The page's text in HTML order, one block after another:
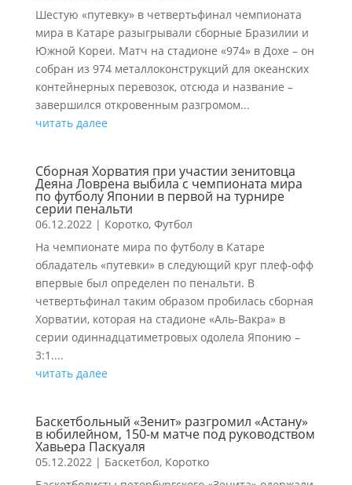
Шестую «путевку» в четвертьфинал чемпионата
мира в Катаре разыгрывали сборные Бразилии и
Южной Кореи. Матч на стадионе «974» в Дохе – он
собран из 974 металлоконструкций для океанских
контейнерных перевозок, отсюда и название –
завершился откровенным разгромом...
читать далее
Сборная Хорватия при участии зенитовца
Деяна Ловрена выбила с чемпионата мира
по футболу Японии в первой на турнире
серии пенальти
06.12.2022| Коротко, Футбол
На чемпионате мира по футболу в Катаре
обладатель «путевки» в следующий круг плеф-офф
впервые был определен по пенальти. В
четвертьфинал таким образом пробилась сборная
Хорватии, которая на стадионе «Аль-Вакра» в
серии одиннадцатиметровых одолела Японию –
3:1....
читать далее
Баскетбольный «Зенит» разгромил «Астану»
в юбилейном, 150-м матче под руководством
Хавьера Паскуаля
05.12.2022| Баскетбол, Коротко